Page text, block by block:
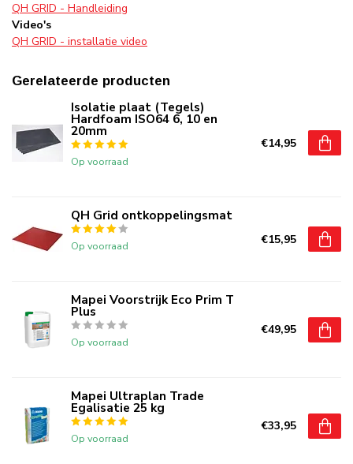
QH GRID - Handleiding
Video's
QH GRID - installatie video
Gerelateerde producten
Isolatie plaat (Tegels)
Hardfoam ISO64 6, 10 en
20mm
Op voorraad
€14,95
QH Grid ontkoppelingsmat
Op voorraad €15,95
Mapei Voorstrijk Eco Prim T
Plus
Op voorraad
€49,95
Mapei Ultraplan Trade
Egalisatie 25 kg
Op voorraad
€33,95